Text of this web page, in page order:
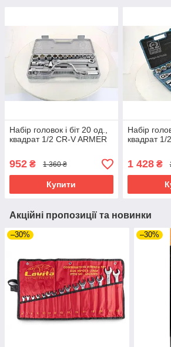
Набір головок і біт 20 од.,
квадрат 1/2 CR-V ARMER
952 ₴ 1 360 ₴
Купити
Набір
квадрат 1/
1 428₴
Акційні пропозиції та новинки
–30% –30%